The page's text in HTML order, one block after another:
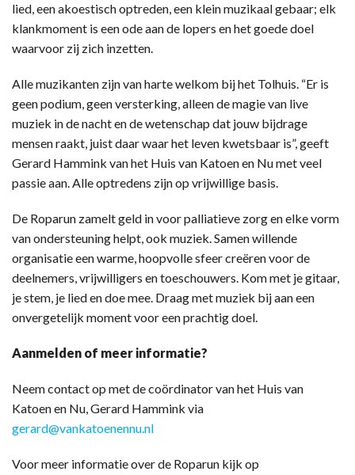
lied, een akoestisch optreden, een klein muzikaal gebaar; elk
klankmoment is een ode aan de lopers en het goede doel
waarvoor zij zich inzetten.
Alle muzikanten zijn van harte welkom bij het Tolhuis. “Er is
geen podium, geen versterking, alleen de magie van live
muziek in de nacht en de wetenschap dat jouw bijdrage
mensen raakt, juist daar waar het leven kwetsbaar is”, geeft
Gerard Hammink van het Huis van Katoen en Nu met veel
passie aan. Alle optredens zijn op vrijwillige basis.
De Roparun zamelt geld in voor palliatieve zorg en elke vorm
van ondersteuning helpt, ook muziek. Samen willende
organisatie een warme, hoopvolle sfeer creëren voor de
deelnemers, vrijwilligers en toeschouwers. Kom met je gitaar,
je stem, je lied en doe mee. Draag met muziek bij aan een
onvergetelijk moment voor een prachtig doel.
Aanmelden of meer informatie?
Neem contact op met de coördinator van het Huis van
Katoen en Nu, Gerard Hammink via
gerard@vankatoenennu.nl
Voor meer informatie over de Roparun kijk op